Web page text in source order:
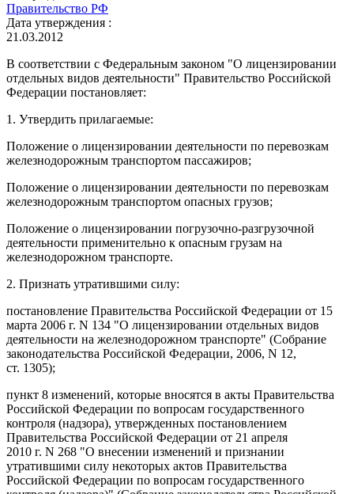
Правительство РФ
Дата утверждения :
21.03.2012
В соответствии с Федеральным законом "О лицензировании
отдельных видов деятельности" Правительство Российской
Федерации постановляет:
1. Утвердить прилагаемые:
Положение о лицензировании деятельности по перевозкам
железнодорожным транспортом пассажиров;
Положение о лицензировании деятельности по перевозкам
железнодорожным транспортом опасных грузов;
Положение о лицензировании погрузочно-разгрузочной
деятельности применительно к опасным грузам на
железнодорожном транспорте.
2. Признать утратившими силу:
постановление Правительства Российской Федерации от 15
марта 2006 г. N 134 "О лицензировании отдельных видов
деятельности на железнодорожном транспорте" (Собрание
законодательства Российской Федерации, 2006, N 12,
ст. 1305);
пункт 8 изменений, которые вносятся в акты Правительства
Российской Федерации по вопросам государственного
контроля (надзора), утвержденных постановлением
Правительства Российской Федерации от 21 апреля
2010 г. N 268 "О внесении изменений и признании
утратившими силу некоторых актов Правительства
Российской Федерации по вопросам государственного